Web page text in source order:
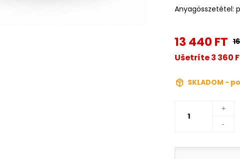
Anyagösszetétel:
13 440 FT
Ušetríte 3 360
SKLADOM -
+
-